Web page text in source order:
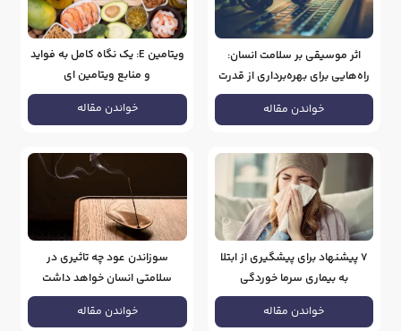
اثر موسیقی بر سلامت انسان:
راه‌هایی برای بهره‌برداری از قدرت
آواها
خواندن مقاله
ویتامین E: یک نگاه کامل به فواید
و منابع ویتامین ای
خواندن مقاله
۷ پیشنهاد برای پیشگیری از ابتلا
به بیماری سرما خوردگی
خواندن مقاله
سوزاندن عود چه تاثیری در
سلامتی انسان خواهد داشت
خواندن مقاله